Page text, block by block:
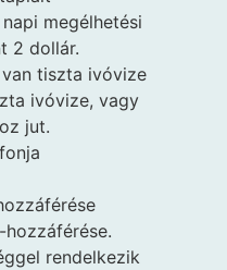
megélhetési
2 dollár.
tiszta ivóvize
ivóvize, vagy
jut.
rendelkezik